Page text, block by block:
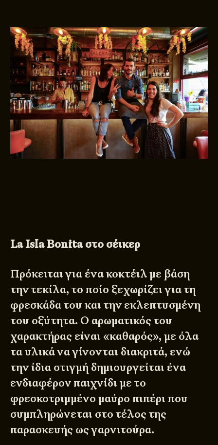
LaIslaBonita στο σέικερ
Πρόκειται για ένα κοκτέιλ με βάση
την τεκίλα, το ποίο ξεχωρίζει για τη
φρεσκάδα του και την εκλεπτυσμένη
του οξύτητα. Ο αρωματικός του
χαρακτήρας είναι «καθαρός», με όλα
τα υλικά να γίνονται διακριτά, ενώ
την ίδια στιγμή δημιουργείται ένα
ενδιαφέρον παιχνίδι με το
φρεσκοτριμμένο μαύρο πιπέρι που
συμπληρώνεται στο τέλος της
παρασκευής ως γαρνιτούρα.